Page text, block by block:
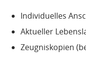
Individuelles
Aktueller
Zeugniskopien